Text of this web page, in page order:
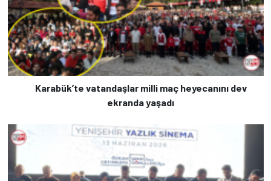
Karabük’te vatandaşlar milli maç heyecanını dev
ekranda yaşadı